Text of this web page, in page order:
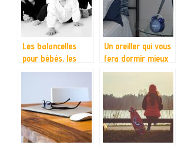
Les balancelles
pour bébés, les
meilleurs choix
Un oreiller qui vous
fera dormir mieux
que jamais!